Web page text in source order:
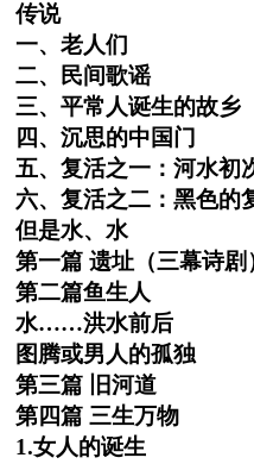
传说
一、老人们
二、民间歌谣
三、平常人诞生的故乡
四、沉思的中国门
五、复活之一：河水初
六、复活之二：黑色的
但是水、水
第一篇 遗址（三幕诗剧
第二篇鱼生人
水……洪水前后
图腾或男人的孤独
第三篇 旧河道
第四篇 三生万物
1.女人的诞生